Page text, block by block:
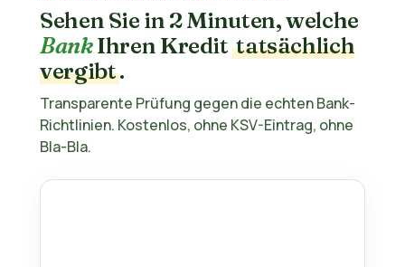
Sehen Sie in 2 Minuten, welche
BankIhren Kredittatsächlich
vergibt.
Transparente Prüfung gegen die echten Bank-
Richtlinien. Kostenlos, ohne KSV-Eintrag, ohne
Bla-Bla.